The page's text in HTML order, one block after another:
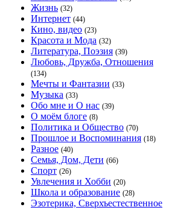
Жизнь (32)
Интернет (44)
Кино, видео (23)
Красота и Мода (32)
Литература, Поэзия (39)
Любовь, Дружба, Отношения
(134)
Мечты и Фантазии (33)
Музыка (33)
Обо мне и О нас (39)
О моём блоге (8)
Политика и Общество (70)
Прошлое и Воспоминания (18)
Разное (40)
Семья, Дом, Дети (66)
Спорт (26)
Увлечения и Хобби (20)
Школа и образование (28)
Эзотерика, Сверхъестественное